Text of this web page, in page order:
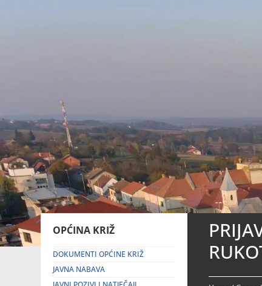
OPĆINA KRIŽ
DOKUMENTI OPĆINE KRIŽ
JAVNA NABAVA